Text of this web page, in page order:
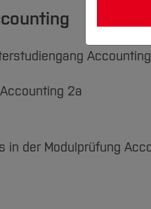
2a
in der Modulprüfung